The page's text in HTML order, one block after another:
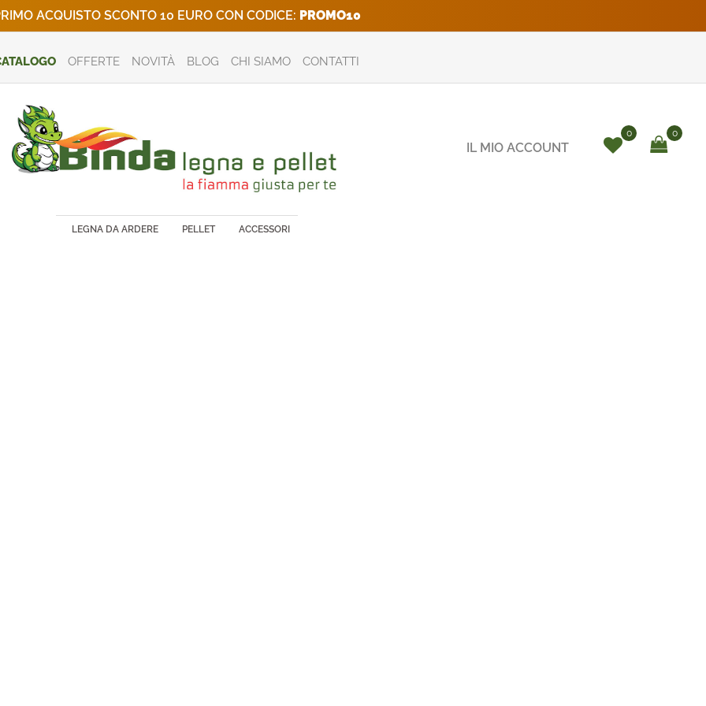
ACQUISTO SCONTO 10 EURO CON CODICE: PROMO10
OFFERTE NOVITÀ BLOG CHI SIAMO CONTATTI
IL MIO ACCOUNT
0 0
LEGNA DA ARDERE PELLET ACCESSORI